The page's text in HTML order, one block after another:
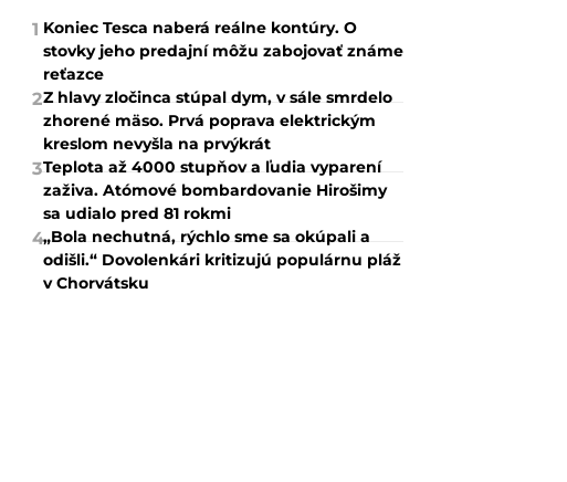
1 Koniec Tesca naberá reálne kontúry. O
stovky jeho predajní môžu zabojovať známe
reťazce
2Z hlavy zločinca stúpal dym, v sále smrdelo
zhorené mäso. Prvá poprava elektrickým
kreslom nevyšla na prvýkrát
3Teplota až 4000 stupňov a ľudia vyparení
zaživa. Atómové bombardovanie Hirošimy
sa udialo pred 81 rokmi
4„Bola nechutná, rýchlo sme sa okúpali a
odišli.“ Dovolenkári kritizujú populárnu pláž
v Chorvátsku